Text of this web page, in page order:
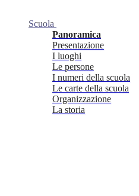
Scuola
Panoramica
Presentazione
I luoghi
Le persone
I numeri della scuola
Le carte della scuola
Organizzazione
La storia